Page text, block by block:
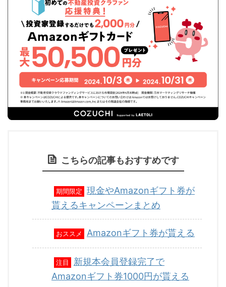
こちらの記事もおすすめです
期間限定
現金やAmazonギフト券が
貰えるキャンペーンまとめ
おススメ Amazonギフト券が貰える
注目
新規本会員登録完了で
Amazonギフト券1000円が貰える